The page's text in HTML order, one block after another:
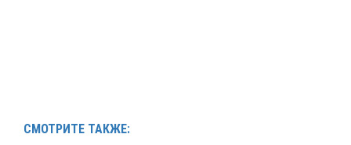
СМОТРИТЕ ТАКЖЕ: